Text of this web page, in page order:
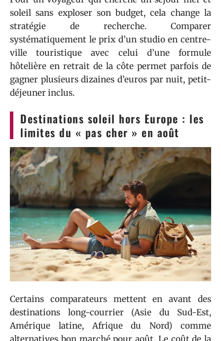
soleil sans exploser son budget, cela change la
stratégie de recherche. Comparer
systématiquement le prix d’un studio en centre-
ville touristique avec celui d’une formule
hôtelière en retrait de la côte permet parfois de
gagner plusieurs dizaines d’euros par nuit, petit-
déjeuner inclus.
Destinations soleil hors Europe : les
limites du « pas cher » en août
Certains comparateurs mettent en avant des
destinations long-courrier (Asie du Sud-Est,
Amérique latine, Afrique du Nord) comme
alternatives bon marché pour août. Le coût de la